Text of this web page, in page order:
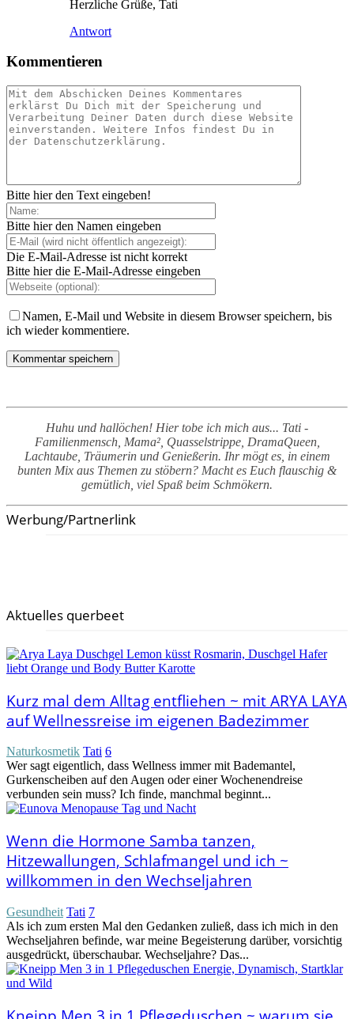
Herzliche Grüße, Tati
Antwort
Kommentieren
Bitte hier den Text eingeben!
Bitte hier den Namen eingeben
Die E-Mail-Adresse ist nicht korrekt
Bitte hier die E-Mail-Adresse eingeben
Namen, E-Mail und Website in diesem Browser speichern, bis
ich wieder kommentiere.
Huhu und hallöchen! Hier tobe ich mich aus... Tati -
Familienmensch, Mama², Quasselstrippe, DramaQueen,
Lachtaube, Träumerin und Genießerin. Ihr mögt es, in einem
bunten Mix aus Themen zu stöbern? Macht es Euch flauschig &
gemütlich, viel Spaß beim Schmökern.
Werbung/Partnerlink
Aktuelles querbeet
Kurz mal dem Alltag entfliehen ~ mit ARYA LAYA
auf Wellnessreise im eigenen Badezimmer
Naturkosmetik Tati 6
Wer sagt eigentlich, dass Wellness immer mit Bademantel,
Gurkenscheiben auf den Augen oder einer Wochenendreise
verbunden sein muss? Ich finde, manchmal beginnt...
Wenn die Hormone Samba tanzen,
Hitzewallungen, Schlafmangel und ich ~
willkommen in den Wechseljahren
Gesundheit Tati 7
Als ich zum ersten Mal den Gedanken zuließ, dass ich mich in den
Wechseljahren befinde, war meine Begeisterung darüber, vorsichtig
ausgedrückt, überschaubar. Wechseljahre? Das...